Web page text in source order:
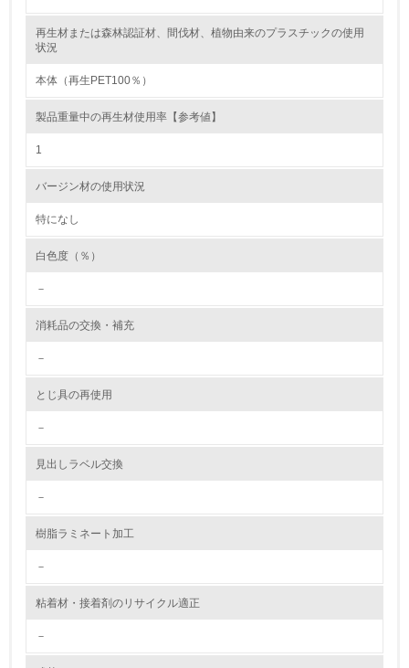
レベル2
環境取り組み体制と成果を定期的に検証して次の活動に活
境対策を理解し、実践している
環境活動に関する規格やプログラムを導入している
4
第三者認証を取得している
油、ガス）の使用量削減の取り組みを行っている
10.
<L2> 資源とエネルギーの使用量の把握をし、具体的な削
再生材または森林認証材、間伐材、植物由来のプラスチックの使用
状況
本体（再生PET100％）
製品重量中の再生材使用率【参考値】
1
バージン材の使用状況
特になし
白色度（％）
－
消耗品の交換・補充
－
とじ具の再使用
－
見出しラベル交換
－
樹脂ラミネート加工
－
粘着材・接着剤のリサイクル適正
－